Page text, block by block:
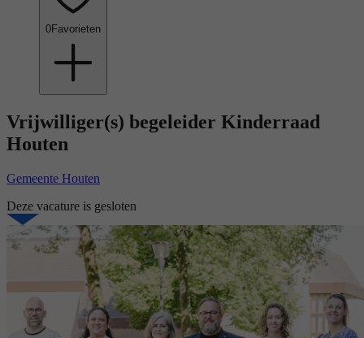
0Favorieten
Vrijwilliger(s) begeleider Kinderraad
Houten
Gemeente Houten
Deze vacature is gesloten